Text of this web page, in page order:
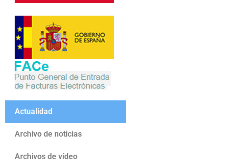
Actualidad
Archivo de noticias
Archivos de vídeo